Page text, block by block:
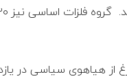
از هیاهوی سیاسی در